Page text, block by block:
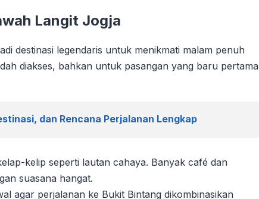
Langit Jogja
destinasi legendaris untuk menikmati malam penuh
diakses, bahkan untuk pasangan yang baru pertama
dan Rencana Perjalanan Lengkap
kelip seperti lautan cahaya. Banyak café dan
suasana hangat.
agar perjalanan ke Bukit Bintang dikombinasikan